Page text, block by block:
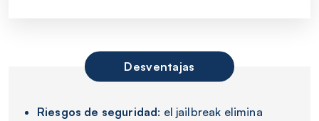
Desventajas
Riesgos de seguridad: el jailbreak elimina